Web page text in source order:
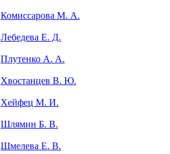
Комиссарова М. А.
Лебедева Е. Д.
Плутенко А. А.
Хвостанцев В. Ю.
Хейфец М. И.
Шлямин Б. В.
Шмелева Е. В.